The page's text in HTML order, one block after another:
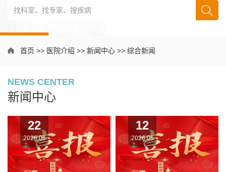
首页 >> 医院介绍 >> 新闻中心 >> 综合新闻
NEWS CENTER
新闻中心
22
2026.05
12
2026.05